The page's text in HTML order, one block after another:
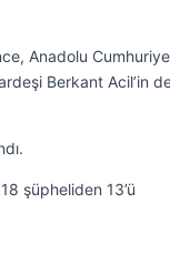
Anadolu
Berkant Acil’in
şüpheliden 13’ü